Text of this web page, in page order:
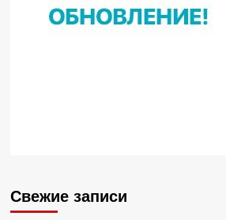
Свежие записи